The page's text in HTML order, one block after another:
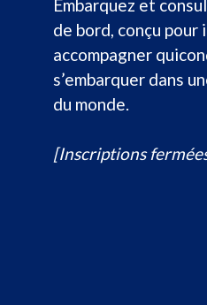
Embarquez et
de bord, conçu pour
accompagner
s’embarquer dans
du monde.
[Inscriptions